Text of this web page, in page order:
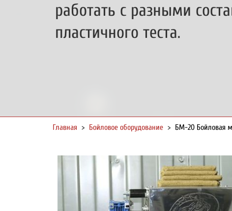
работать с разными
пластичного теста.
Главная > Бойловое оборудование > БМ-20 Бойловая